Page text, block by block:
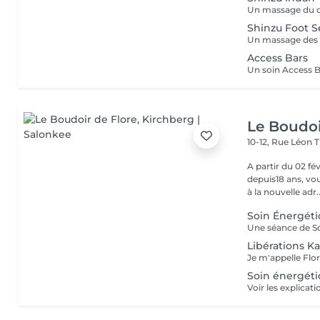
Shinzu Foot
Access Bars
Le
10-12, Rue Léon
A partir du 02 février 2026, Florence,
depuis18 ans,
à la nouvelle
Soin
Libérations
Soin